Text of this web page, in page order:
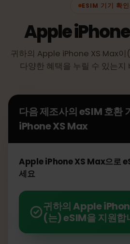
ESIM 기기 확
Apple
귀하의 Apple iPhone XS Max이
다양한 혜택을 누릴 수 있는지
다음 제조사의 eSIM 호환
iPhone XS Max
Apple iPhone XS Max으로
세요
귀하의 Apple
(는) eSIM을 지원합